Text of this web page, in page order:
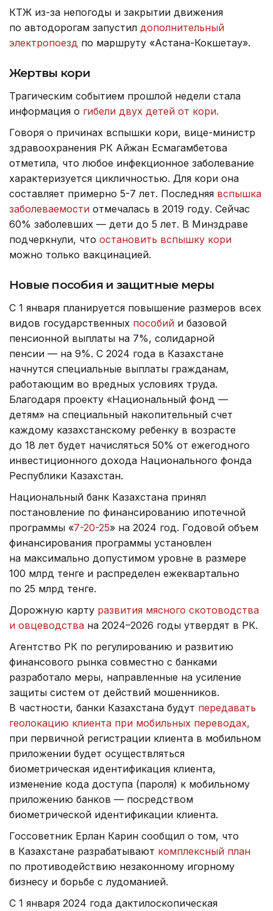
КТЖ из-за непогоды и закрытии движения
по автодорогам запустил дополнительный
электропоезд по маршруту «Астана-Кокшетау».
Жертвы кори
Трагическим событием прошлой недели стала
информация о гибели двух детей от кори.
Говоря о причинах вспышки кори, вице-министр
здравоохранения РК Айжан Есмагамбетова
отметила, что любое инфекционное заболевание
характеризуется цикличностью. Для кори она
составляет примерно 5-7 лет. Последняя вспышка
заболеваемости отмечалась в 2019 году. Сейчас
60% заболевших — дети до 5 лет. В Минздраве
подчеркнули, что остановить вспышку кори
можно только вакцинацией.
Новые пособия и защитные меры
С 1 января планируется повышение размеров всех
видов государственных пособий и базовой
пенсионной выплаты на 7%, солидарной
пенсии — на 9%. С 2024 года в Казахстане
начнутся специальные выплаты гражданам,
работающим во вредных условиях труда.
Благодаря проекту «Национальный фонд —
детям» на специальный накопительный счет
каждому казахстанскому ребенку в возрасте
до 18 лет будет начисляться 50% от ежегодного
инвестиционного дохода Национального фонда
Республики Казахстан.
Национальный банк Казахстана принял
постановление по финансированию ипотечной
программы «7-20-25» на 2024 год. Годовой объем
финансирования программы установлен
на максимально допустимом уровне в размере
100 млрд тенге и распределен ежеквартально
по 25 млрд тенге.
Дорожную карту развития мясного скотоводства
и овцеводства на 2024–2026 годы утвердят в РК.
Агентство РК по регулированию и развитию
финансового рынка совместно с банками
разработало меры, направленные на усиление
защиты систем от действий мошенников.
В частности, банки Казахстана будут передавать
геолокацию клиента при мобильных переводах,
при первичной регистрации клиента в мобильном
приложении будет осуществляться
биометрическая идентификация клиента,
изменение кода доступа (пароля) к мобильному
приложению банков — посредством
биометрической идентификации клиента.
Госсоветник Ерлан Карин сообщил о том, что
в Казахстане разрабатывают комплексный план
по противодействию незаконному игорному
бизнесу и борьбе с лудоманией.
С 1 января 2024 года дактилоскопическая